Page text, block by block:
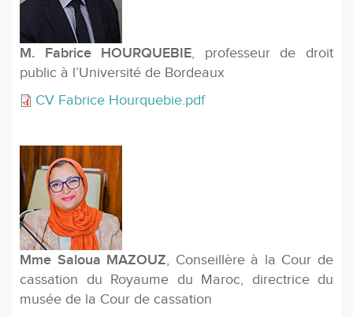
M. Fabrice HOURQUEBIE, professeur de droit
public à l’Université de Bordeaux
CV Fabrice Hourquebie.pdf
Mme Saloua MAZOUZ, Conseillère à la Cour de
cassation du Royaume du Maroc, directrice du
musée de la Cour de cassation